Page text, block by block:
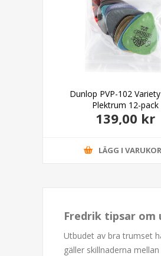
Dunlop PVP-102
Plektrum 12-pack
139,00 kr
LÄGG I
Fredrik tipsar
Utbudet av bra trumset
gäller skillnaderna